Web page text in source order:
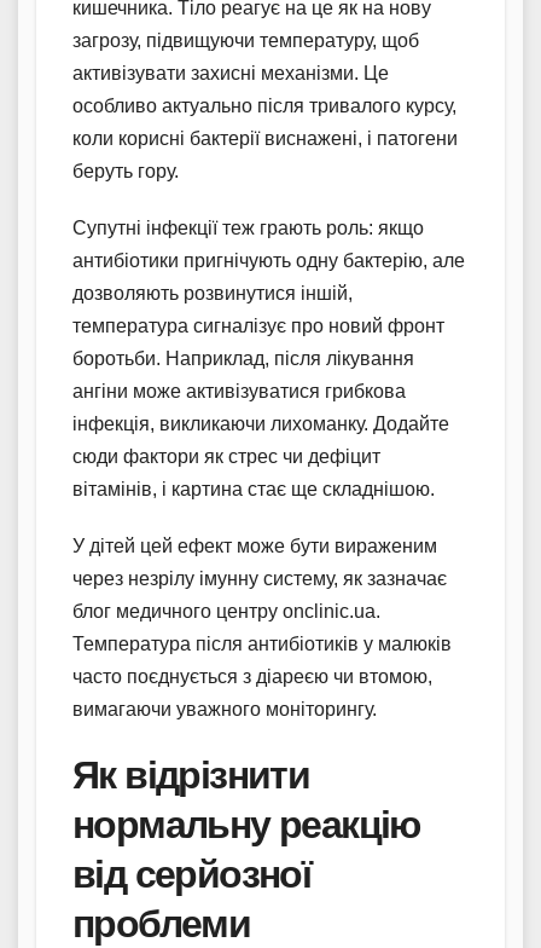
кишечника. Тіло реагує на це як на нову
загрозу, підвищуючи температуру, щоб
активізувати захисні механізми. Це
особливо актуально після тривалого курсу,
коли корисні бактерії виснажені, і патогени
беруть гору.
Супутні інфекції теж грають роль: якщо
антибіотики пригнічують одну бактерію, але
дозволяють розвинутися іншій,
температура сигналізує про новий фронт
боротьби. Наприклад, після лікування
ангіни може активізуватися грибкова
інфекція, викликаючи лихоманку. Додайте
сюди фактори як стрес чи дефіцит
вітамінів, і картина стає ще складнішою.
У дітей цей ефект може бути вираженим
через незрілу імунну систему, як зазначає
блог медичного центру onclinic.ua.
Температура після антибіотиків у малюків
часто поєднується з діареєю чи втомою,
вимагаючи уважного моніторингу.
Як відрізнити
нормальну реакцію
від серйозної
проблеми